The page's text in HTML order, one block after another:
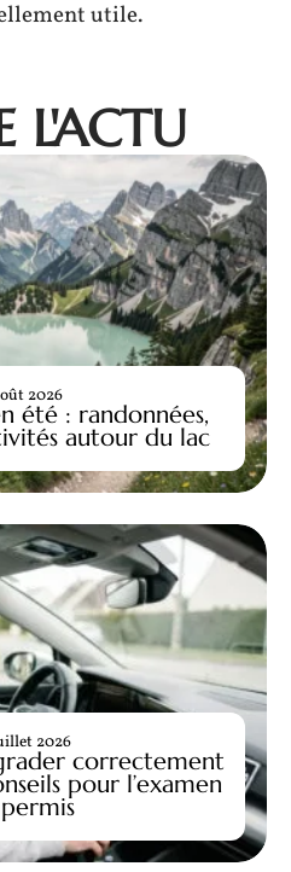
utile.
L'ACTU
été : randonnées,
autour du lac
2026
correctement
pour l’examen
2026